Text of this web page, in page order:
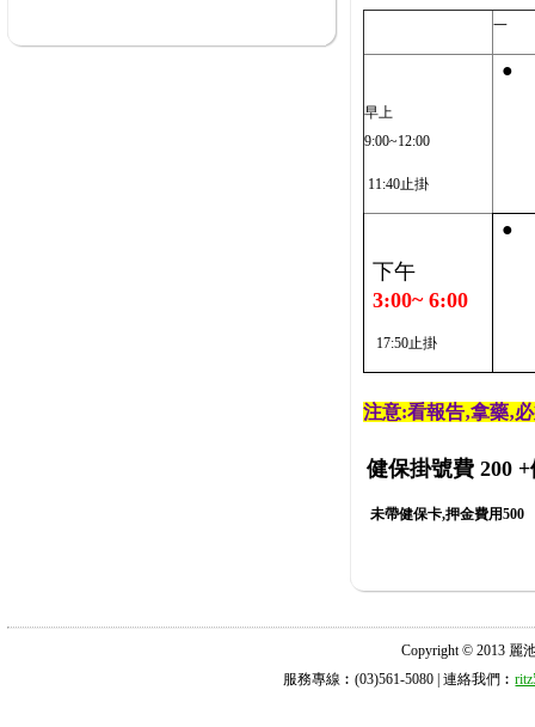
一
早上
9:00~12:00
11:40止掛
●
下午
3:00~ 6:00
17:50止掛
●
注意:看報告‚拿藥‚
健保掛號費 200 +
未帶健保卡,押金費用500
Copyright © 2013 麗
服務專線︰(03)561-5080 | 連絡我們︰